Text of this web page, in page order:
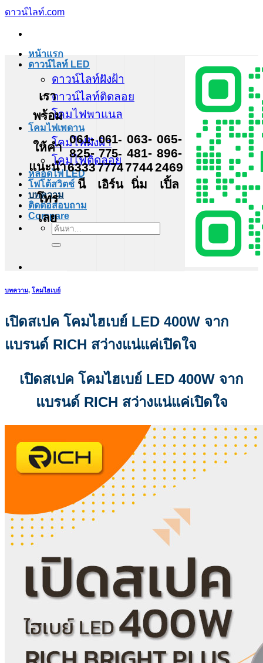
ข้าม
เนื้อหา
ดาวน์ไลท์.com
หน้าแรก
ดาวน์ไลท์ LED
ดาวน์ไลท์ฝังฝ้า
ดาวน์ไลท์ติดลอย
โคมไฟพาแนล
โคมไฟเพดาน
โคมไฟฝังฝ้า
โคมไฟติดลอย
หลอดไฟ LED
โฟโต้สวิตช์
บทความ
ติดต่อสอบถาม
Compare
ค้นหา:
เรา
พร้อม
ให้คำ
แนะนำ
โทร
เลย
061-
825-
6333
นี
061-
775-
7774
เอิร์น
063-
481-
7744
นิ่ม
065-
896-
2469
เปิ้ล
บทความ, โคมไฮเบย์
เปิดสเปค โคมไฮเบย์ LED 400W จาก
แบรนด์ RICH สว่างแน่แค่เปิดใจ
เปิดสเปค โคมไฮเบย์ LED 400W จาก
แบรนด์ RICH สว่างแน่แค่เปิดใจ